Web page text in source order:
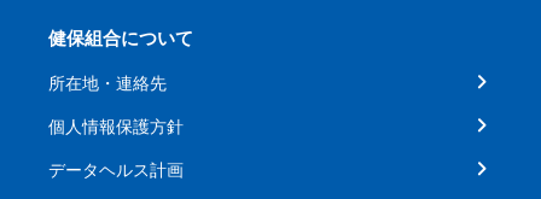
健保組合について
所在地・連絡先
個人情報保護方針
データヘルス計画